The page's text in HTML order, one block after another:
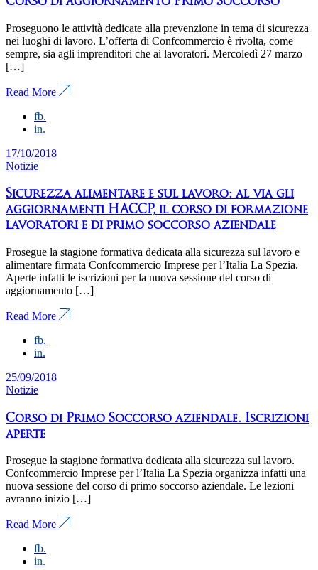
Proseguono le attività dedicate alla prevenzione in tema di sicurezza
nei luoghi di lavoro. L’offerta di Confcommercio è rivolta, come
sempre, sia agli imprenditori che ai lavoratori. Mercoledì 27 marzo
[…]
Read More
fb.
in.
17/10/2018
Notizie
Sicurezza alimentare e sul lavoro: al via gli
aggiornamenti HACCP, il corso di formazione
lavoratori e di primo soccorso aziendale
Prosegue la stagione formativa dedicata alla sicurezza sul lavoro e
alimentare firmata Confcommercio Imprese per l’Italia La Spezia.
Aperte infatti le iscrizioni per la nuova sessione del corso di
aggiornamento […]
Read More
fb.
in.
25/09/2018
Notizie
Corso di Primo Soccorso aziendale. Iscrizioni
aperte
Prosegue la stagione formativa dedicata alla sicurezza sul lavoro.
Confcommercio Imprese per l’Italia La Spezia organizza infatti una
nuova sessione del corso di primo soccorso aziendale. Le lezioni
avranno inizio […]
Read More
fb.
in.